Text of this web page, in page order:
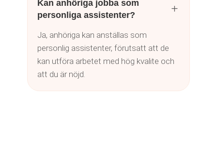
Kan anhöriga jobba som
personliga assistenter?
L
Ja, anhöriga kan anställas som
personlig assistenter, förutsatt att de
kan utföra arbetet med hög kvalite och
att du är nöjd.